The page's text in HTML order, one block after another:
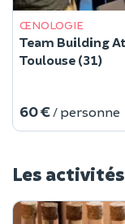
ŒNOLOGIE
Team Building
Toulouse (31)
60 € / personne
Les